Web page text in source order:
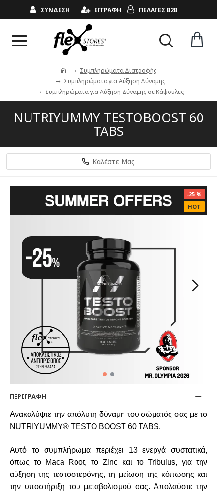
ΣΥΝΔΕΣΗ ΕΓΓΡΑΦΗ ΠΕΛΑΤΕΣ B2B
Συμπληρώματα Διατροφής
Συμπληρώματα για Αύξηση Δύναμης
Συμπληρώματα για Αύξηση Δύναμης σε Κάψουλες
NUTRIYUMMY TESTOBOOST 60
TABS
Καλέστε Μας
HOT
-25 %
ΠΕΡΙΓΡΑΦΗ
Ανακαλύψτε την απόλυτη δύναμη του σώματός σας με το
NUTRIYUMMY® TESTO BOOST 60 TABS.
Αυτό το συμπλήρωμα περιέχει 13 ενεργά συστατικά,
όπως το Maca Root, το Zinc και το Tribulus, για την
αύξηση της τεστοστερόνης, τη μείωση της κόπωσης και
την υποστήριξη του μεταβολισμού σας. Απολαύστε την